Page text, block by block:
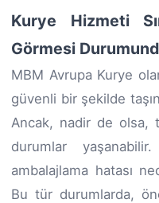
Kurye Hizmeti
Görmesi
MBM Avrupa Kurye
güvenli bir şekilde
Ancak, nadir de olsa,
durumlar
ambalajlama hatası
Bu tür durumlarda,